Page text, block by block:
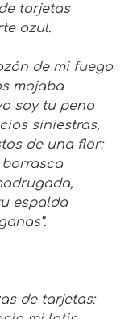
tarjetas
azul.
de mi fuego
mojaba
soy tu pena
siniestras,
de una flor:
espalda
de tarjetas: